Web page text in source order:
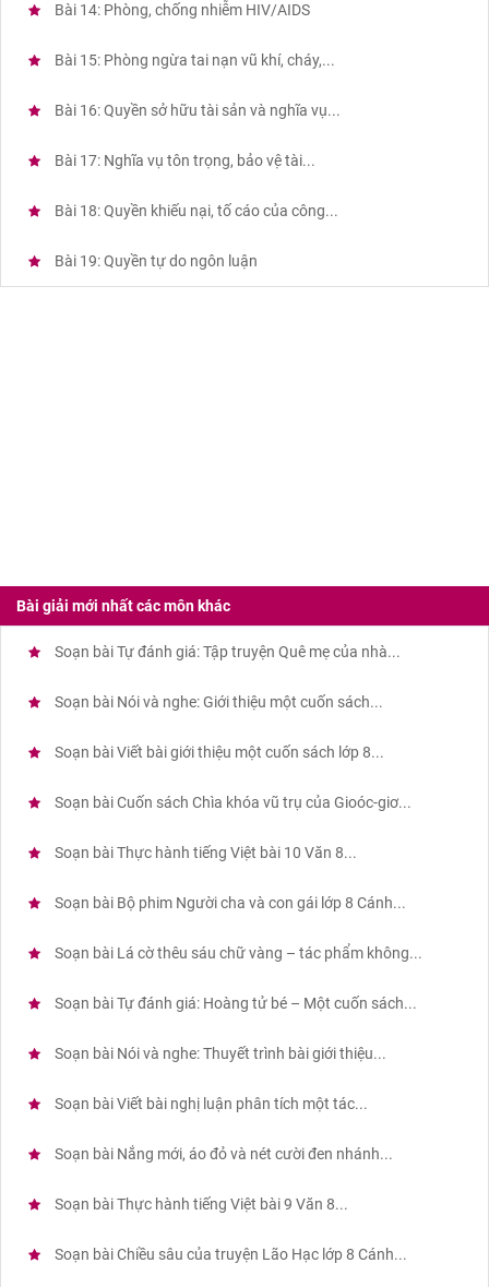
Bài 14: Phòng, chống nhiễm HIV/AIDS
Bài 15: Phòng ngừa tai nạn vũ khí, cháy,...
Bài 16: Quyền sở hữu tài sản và nghĩa vụ...
Bài 17: Nghĩa vụ tôn trọng, bảo vệ tài...
Bài 18: Quyền khiếu nại, tố cáo của công...
Bài 19: Quyền tự do ngôn luận
Bài giải mới nhất các môn khác
Soạn bài Tự đánh giá: Tập truyện Quê mẹ của nhà...
Soạn bài Nói và nghe: Giới thiệu một cuốn sách...
Soạn bài Viết bài giới thiệu một cuốn sách lớp 8...
Soạn bài Cuốn sách Chìa khóa vũ trụ của Gioóc-giơ...
Soạn bài Thực hành tiếng Việt bài 10 Văn 8...
Soạn bài Bộ phim Người cha và con gái lớp 8 Cánh...
Soạn bài Lá cờ thêu sáu chữ vàng – tác phẩm không...
Soạn bài Tự đánh giá: Hoàng tử bé – Một cuốn sách...
Soạn bài Nói và nghe: Thuyết trình bài giới thiệu...
Soạn bài Viết bài nghị luận phân tích một tác...
Soạn bài Nắng mới, áo đỏ và nét cười đen nhánh...
Soạn bài Thực hành tiếng Việt bài 9 Văn 8...
Soạn bài Chiều sâu của truyện Lão Hạc lớp 8 Cánh...